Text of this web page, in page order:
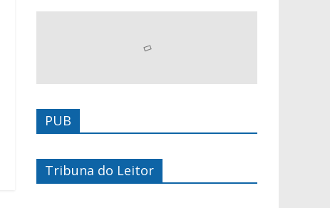
PUB
Tribuna do Leitor